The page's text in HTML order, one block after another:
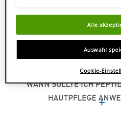
WELCHE WIRKUNG HABEN
HAUT?
WANN SOLLTE ICH
HAUTPFLEGE
Alle
Auswahl
Cookie-